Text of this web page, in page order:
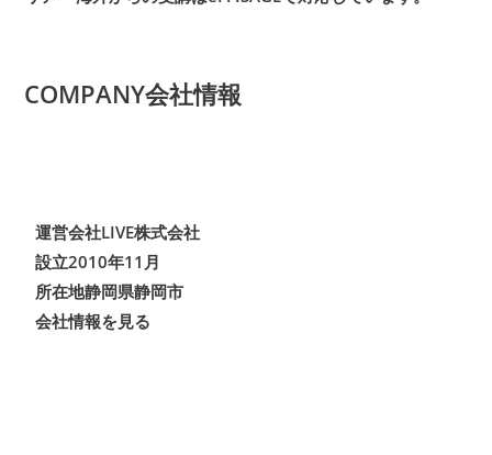
COMPANY会社情報
運営会社LIVE株式会社
設立2010年11月
所在地静岡県静岡市
会社情報を見る